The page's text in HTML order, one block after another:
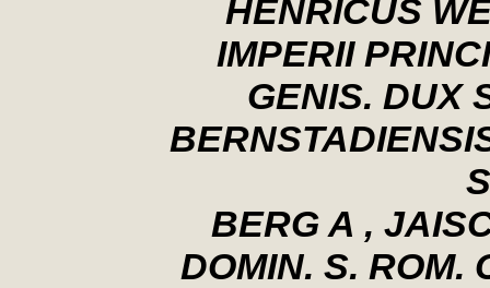
HENRICUS
IMPERII
GENIS. DUX
BERG A ,
DOMIN. S. ROM.